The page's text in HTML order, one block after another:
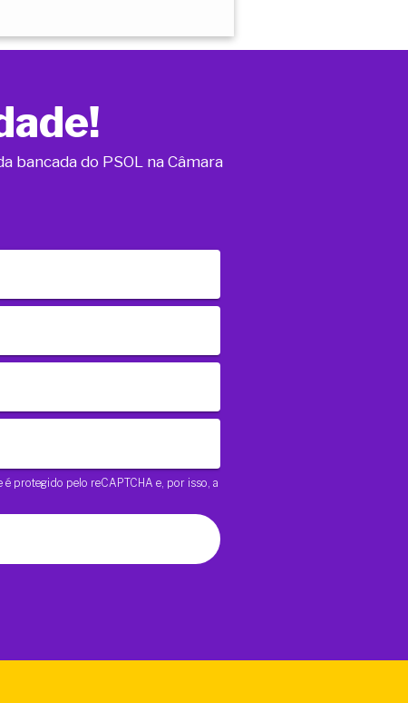
bancada do PSOL na Câmara
é protegido pelo reCAPTCHA e, por isso, a